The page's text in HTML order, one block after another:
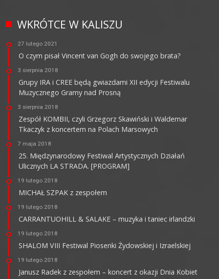
WKRÓTCE W KALISZU
27 lutego 2021
O czym pisał Vincent van Gogh do swojego brata?
3 sierpnia 2018
Grupy IRA i CREE będą gwiazdami XII edycji Festiwalu
Muzycznego Gramy nad Prosną
3 sierpnia 2018
Zespół KOMBII, czyli Grzegorz Skawiński i Waldemar
Tkaczyk z koncertem na Polach Marsowych
7 maja 2018
25. Międzynarodowy Festiwal Artystycznych Działań
Ulicznych LA STRADA. [PROGRAM]
19 lutego 2018
MICHAŁ SZPAK z zespołem
19 lutego 2018
CARRANTUOHILL & SALAKE – muzyka i taniec irlandzki
19 lutego 2018
SHALOM VIII Festiwal Piosenki Żydowskiej i Izraelskiej
19 lutego 2018
Janusz Radek z zespołem – koncert z okazji Dnia Kobiet